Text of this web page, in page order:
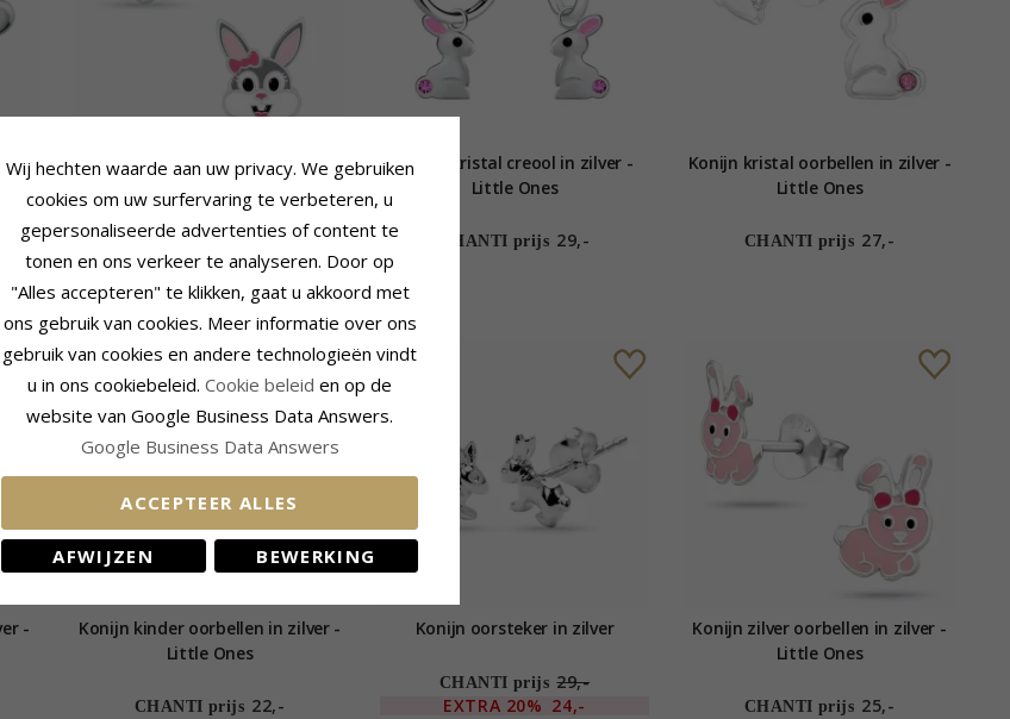
Konijn kinder oorbellen in zilver -
Little Ones
CHANTI prijs 25,-
Konijn kristal creool in zilver -
Little Ones
CHANTI prijs 29,-
Konijn kristal oorbellen in zilver -
Little Ones
CHANTI prijs 27,-
-
Konijn kinder oorbellen in zilver -
Little Ones
CHANTI prijs 22,-
SALE
Konijn oorsteker in zilver
CHANTI prijs 29,-
EXTRA 20% 24,-
Konijn zilver oorbellen in zilver -
Little Ones
CHANTI prijs 25,-
Wij hechten waarde aan uw privacy. We gebruiken
cookies om uw surfervaring te verbeteren, u
gepersonaliseerde advertenties of content te
tonen en ons verkeer te analyseren. Door op
"Alles accepteren" te klikken, gaat u akkoord met
ons gebruik van cookies. Meer informatie over ons
gebruik van cookies en andere technologieën vindt
u in ons cookiebeleid. Cookie beleid en op de
website van Google Business Data Answers.
Google Business Data Answers
ACCEPTEER ALLES
AFWIJZEN BEWERKING